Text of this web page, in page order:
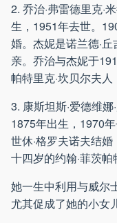
2. 乔治·弗雷德里克·
生，1951年去世。
婚。杰妮是诺兰德·
亲。乔治与杰妮于
帕特里克·坎贝尔夫人
3. 康斯坦斯·爱德维
1875年出生，1970
世休·格罗夫诺夫结
十四岁的约翰·菲茨帕
她一生中利用与威尔
尤其促成了她的小女